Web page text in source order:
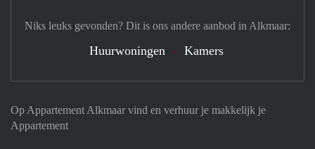
Op Appartement Alkmaar vind en verhuur je makkelijk je
Appartement
Niks leuks gevonden? Dit is ons andere aanbod in Alkmaar:
Huurwoningen Kamers